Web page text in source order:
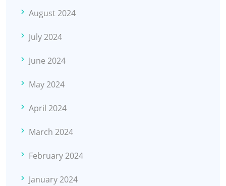
August 2024
July 2024
June 2024
May 2024
April 2024
March 2024
February 2024
January 2024